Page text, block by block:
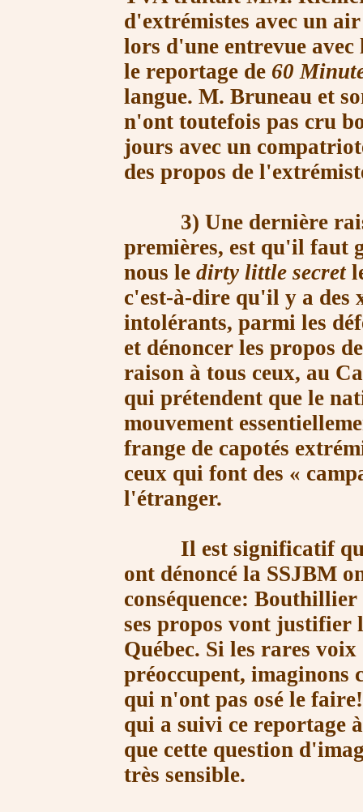
d'extrémistes avec un
lors d'une entrevue
le reportage de 60
langue. M. Bruneau et
n'ont toutefois pas cru
jours avec un
des propos de
3) Une dernière
premières, est qu'il faut
nous le dirty little secret
c'est-à-dire qu'il y a des
intolérants, parmi les
et dénoncer les propos
raison à tous ceux, au
qui prétendent que le
mouvement
frange de capotés
ceux qui font des «
l'étranger.
Il est significatif que
ont dénoncé la SSJBM
conséquence:
ses propos vont justifier
Québec. Si les rares
préoccupent, imaginons
qui n'ont pas osé le
qui a suivi ce reportage
que cette question
très sensible.